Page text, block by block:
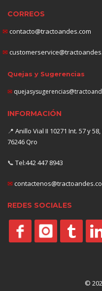
CORREOS
✉ contacto@tractoandes.com
✉
Quejas y Sugerencias
✉
INFORMACIÓN
📍 Anillo Vial II 10271 Int. 57 y
76246 Qro
📞 Tel:442 447 8943
✉
REDES SOCIALES
©